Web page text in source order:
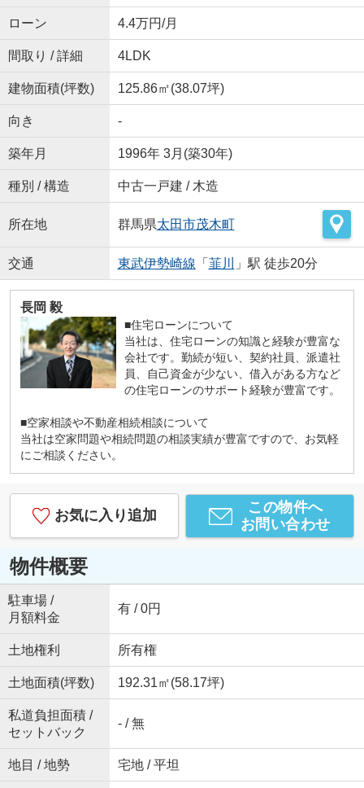
ローン 4.4万円/月
間取り / 詳細 4LDK
建物面積(坪数) 125.86㎡(38.07坪)
向き -
築年月 1996年 3月(築30年)
種別 / 構造 中古一戸建 / 木造
所在地 群馬県太田市茂木町
交通 東武伊勢崎線 「 韮川 」駅 徒歩20分
長岡 毅
■住宅ローンについて
当社は、住宅ローンの知識と経験が豊富な
会社です。勤続が短い、契約社員、派遣社
員、自己資金が少ない、借入がある方など
の住宅ローンのサポート経験が豊富です。
■空家相談や不動産相続相談について
当社は空家問題や相続問題の相談実績が豊富ですので、お気軽
にご相談ください。
お気に入り追加
この物件へ
お問い合わせ
物件概要
駐車場 /
月額料金
有 / 0円
土地権利 所有権
土地面積(坪数) 192.31㎡(58.17坪)
私道負担面積 /
セットバック
- / 無
地目 / 地勢 宅地 / 平坦